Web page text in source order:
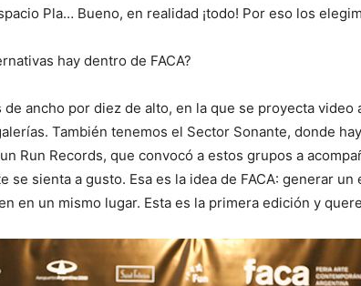
Pla… Bueno, en realidad ¡todo! Por eso los
hay dentro de FACA?
ancho por diez de alto, en la que se proyecta
También tenemos el Sector Sonante, donde
Run Records, que convocó a estos grupos a
se sienta a gusto. Esa es la idea de FACA: generar
en un mismo lugar. Esta es la primera edición y